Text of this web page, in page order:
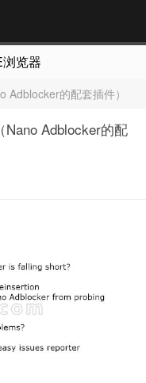
览器插件推荐网站，
Adblocker的配套插件）
Nano Adblocker的配